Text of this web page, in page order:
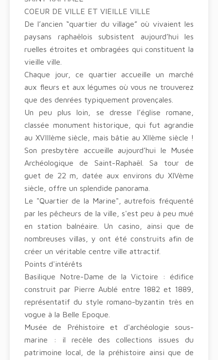
COEUR DE VILLE ET VIEILLE VILLE
De l’ancien “quartier du village” où vivaient les
paysans raphaëlois subsistent aujourd’hui les
ruelles étroites et ombragées qui constituent la
vieille ville.
Chaque jour, ce quartier accueille un marché
aux fleurs et aux légumes où vous ne trouverez
que des denrées typiquement provençales.
Un peu plus loin, se dresse l’église romane,
classée monument historique, qui fut agrandie
au XVIIIème siècle, mais bâtie au XIIème siècle !
Son presbytère accueille aujourd’hui le Musée
Archéologique de Saint-Raphaël. Sa tour de
guet de 22 m, datée aux environs du XIVème
siècle, offre un splendide panorama.
Le "Quartier de la Marine", autrefois fréquenté
par les pêcheurs de la ville, s'est peu à peu mué
en station balnéaire. Un casino, ainsi que de
nombreuses villas, y ont été construits afin de
créer un véritable centre ville attractif.
Points d'intérêts
Basilique Notre-Dame de la Victoire : édifice
construit par Pierre Aublé entre 1882 et 1889,
représentatif du style romano-byzantin très en
vogue à la Belle Epoque.
Musée de Préhistoire et d'archéologie sous-
marine : il recèle des collections issues du
patrimoine local, de la préhistoire ainsi que de